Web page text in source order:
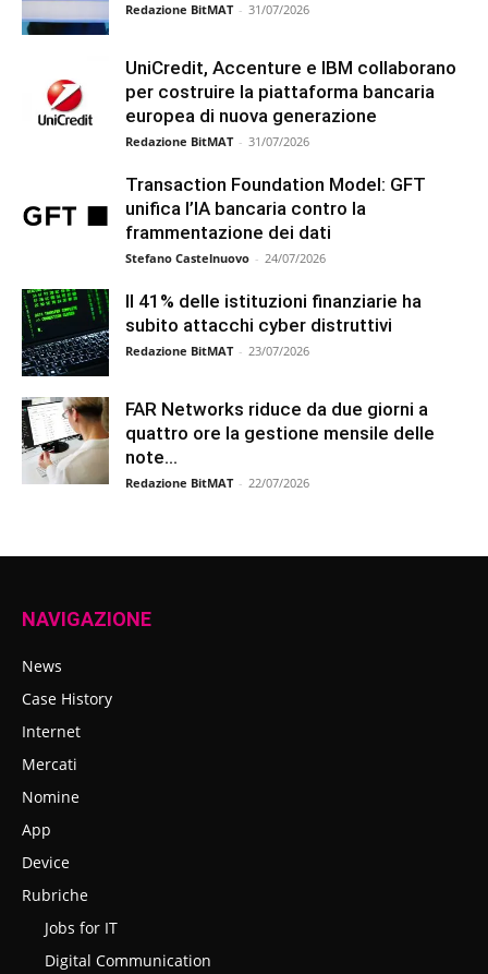
Redazione BitMAT - 31/07/2026
UniCredit, Accenture e IBM collaborano
per costruire la piattaforma bancaria
europea di nuova generazione
Redazione BitMAT - 31/07/2026
Transaction Foundation Model: GFT
unifica l’IA bancaria contro la
frammentazione dei dati
Stefano Castelnuovo - 24/07/2026
Il 41% delle istituzioni finanziarie ha
subito attacchi cyber distruttivi
Redazione BitMAT - 23/07/2026
FAR Networks riduce da due giorni a
quattro ore la gestione mensile delle
note...
Redazione BitMAT - 22/07/2026
NAVIGAZIONE
News
Case History
Internet
Mercati
Nomine
App
Device
Rubriche
Jobs for IT
Digital Communication